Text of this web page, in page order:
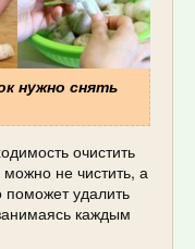
нужно снять
очистить
не чистить, а
поможет удалить
каждым